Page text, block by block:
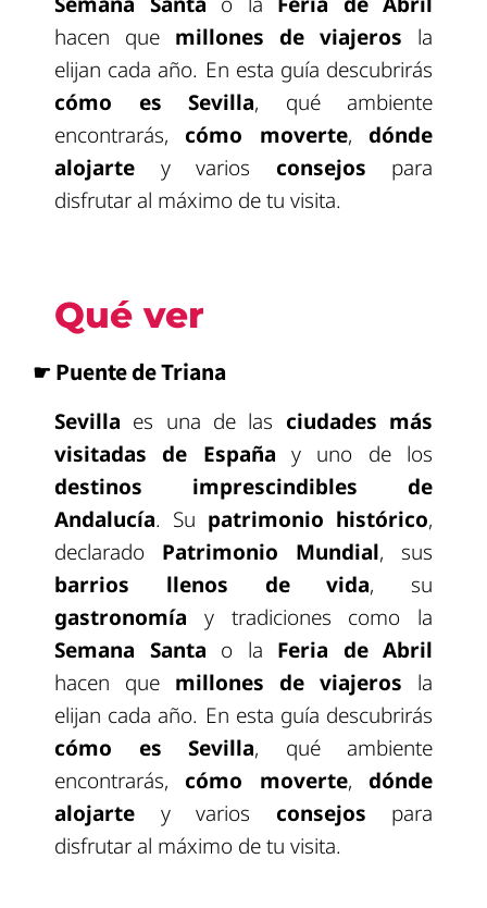
hacen que millones de viajeros la
elijan cada año. En esta guía descubrirás
cómo es Sevilla, qué ambiente
encontrarás, cómo moverte, dónde
alojarte y varios consejos para
disfrutar al máximo de tu visita.
Qué ver
☛ Puente de Triana
Sevilla es una de las ciudades más
visitadas de España y uno de los
destinos imprescindibles de
Andalucía. Su patrimonio histórico,
declarado Patrimonio Mundial, sus
barrios llenos de vida, su
gastronomía y tradiciones como la
Semana Santa o la Feria de Abril
hacen que millones de viajeros la
elijan cada año. En esta guía descubrirás
cómo es Sevilla, qué ambiente
encontrarás, cómo moverte, dónde
alojarte y varios consejos para
disfrutar al máximo de tu visita.